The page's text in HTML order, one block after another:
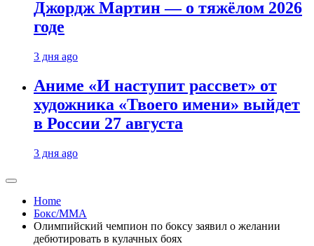
Джордж Мартин — о тяжёлом 2026
годе
3 дня ago
Аниме «И наступит рассвет» от
художника «Твоего имени» выйдет
в России 27 августа
3 дня ago
Home
Бокс/MMA
Олимпийский чемпион по боксу заявил о желании
дебютировать в кулачных боях